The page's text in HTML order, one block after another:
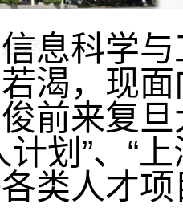
息科学
渴，现
前来复旦
计划”、“
类人才